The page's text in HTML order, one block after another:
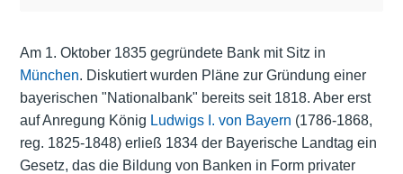
Am 1. Oktober 1835 gegründete Bank mit Sitz in
München. Diskutiert wurden Pläne zur Gründung einer
bayerischen "Nationalbank" bereits seit 1818. Aber erst
auf Anregung König Ludwigs I. von Bayern (1786-1868,
reg. 1825-1848) erließ 1834 der Bayerische Landtag ein
Gesetz, das die Bildung von Banken in Form privater